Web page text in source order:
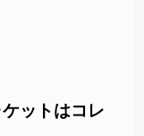
ットはコレ